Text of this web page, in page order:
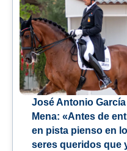
José Antonio García
Mena: «Antes de
en pista pienso en
seres queridos que